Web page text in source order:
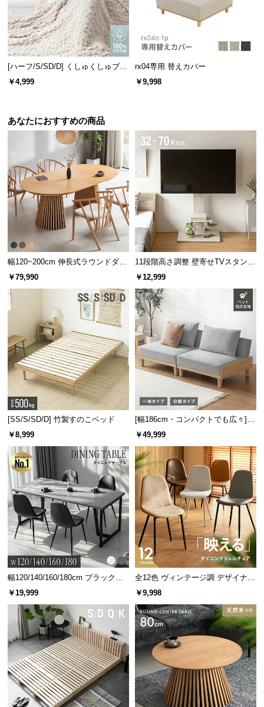
[ハーフ/S/SD/D] くしゅくしゅブラ
ンケット 天然コットン100% 洗え
￥4,999
rx04専用 替えカバー
￥9,998
あなたにおすすめの商品
幅120~200cm 伸長式ラウンドダイ
ニングテーブル 6人掛け 天然木突
板 美しい格子デザイン
￥79,990
11段階高さ調整 壁寄せTVスタンド
キャスター付き 上下左右角度調節
￥12,999
[SS/S/SD/D] 竹製すのこベッド
￥8,999
[幅186cm・コンパクトでも広々] 3
人掛けソファベッド リクライニン
￥49,999
幅120/140/160/180cm ブラックフ
レーム ダイニング 大理石調 4人掛
￥19,999
全12色 ヴィンテージ調 デザイナー
ズシェルチェア
￥9,998